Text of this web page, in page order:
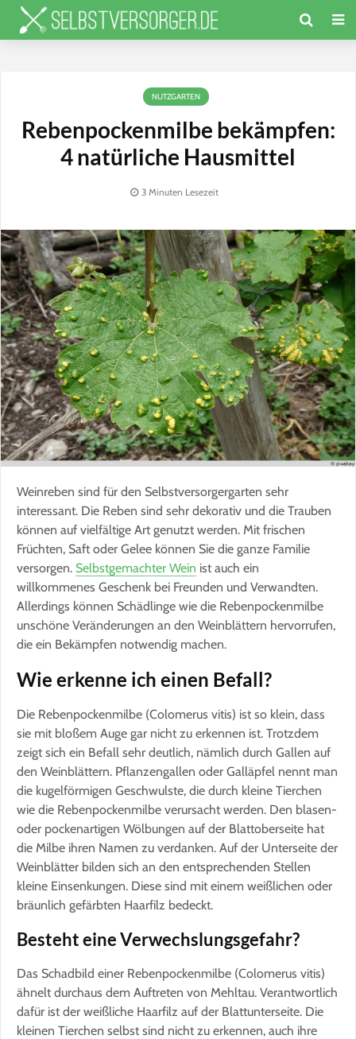
NUTZGARTEN
Rebenpockenmilbe bekämpfen:
4 natürliche Hausmittel
3 Minuten Lesezeit
Weinreben sind für den Selbstversorgergarten sehr
interessant. Die Reben sind sehr dekorativ und die Trauben
können auf vielfältige Art genutzt werden. Mit frischen
Früchten, Saft oder Gelee können Sie die ganze Familie
versorgen. Selbstgemachter Wein ist auch ein
willkommenes Geschenk bei Freunden und Verwandten.
Allerdings können Schädlinge wie die Rebenpockenmilbe
unschöne Veränderungen an den Weinblättern hervorrufen,
die ein Bekämpfen notwendig machen.
Wie erkenne ich einen Befall?
Die Rebenpockenmilbe (Colomerus vitis) ist so klein, dass
sie mit bloßem Auge gar nicht zu erkennen ist. Trotzdem
zeigt sich ein Befall sehr deutlich, nämlich durch Gallen auf
den Weinblättern. Pflanzengallen oder Galläpfel nennt man
die kugelförmigen Geschwulste, die durch kleine Tierchen
wie die Rebenpockenmilbe verursacht werden. Den blasen-
oder pockenartigen Wölbungen auf der Blattoberseite hat
die Milbe ihren Namen zu verdanken. Auf der Unterseite der
Weinblätter bilden sich an den entsprechenden Stellen
kleine Einsenkungen. Diese sind mit einem weißlichen oder
bräunlich gefärbten Haarfilz bedeckt.
Besteht eine Verwechslungsgefahr?
Das Schadbild einer Rebenpockenmilbe (Colomerus vitis)
ähnelt durchaus dem Auftreten von Mehltau. Verantwortlich
dafür ist der weißliche Haarfilz auf der Blattunterseite. Die
kleinen Tierchen selbst sind nicht zu erkennen, auch ihre